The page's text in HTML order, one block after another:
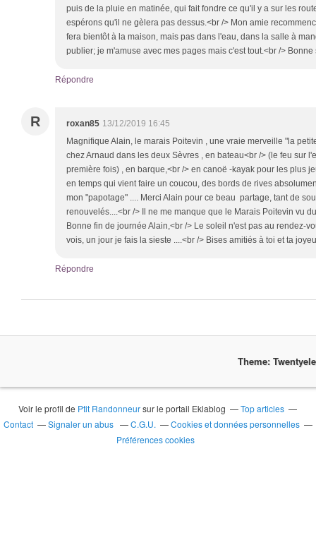
puis de la pluie en matinée, qui fait fondre ce qu'il y a sur les
espérons qu'il ne gèlera pas dessus.<br /> Mon amie
fera bientôt à la maison, mais pas dans l'eau, dans la salle à
publier; je m'amuse avec mes pages mais c'est tout.<br />
Répondre
R roxan85 13/12/2019 16:45
Magnifique Alain, le marais Poitevin , une vraie merveille "la
chez Arnaud dans les deux Sèvres , en bateau<br /> (le feu sur
première fois) , en barque,<br /> en canoë -kayak pour les plus
en temps qui vient faire un coucou, des bords de rives
mon "papotage" .... Merci Alain pour ce beau partage, tant de
renouvelés....<br /> Il ne me manque que le Marais Poitevin vu
Bonne fin de journée Alain,<br /> Le soleil n'est pas au rendez-
vois, un jour je fais la sieste ....<br /> Bises amitiés à toi et ta
Répondre
Theme:
Voir le profil de Ptit Randonneursur le portail Eklablog
Top articles
Contact
Signaler un abus C.G.U.
Cookies et données personnelles
Préférences cookies